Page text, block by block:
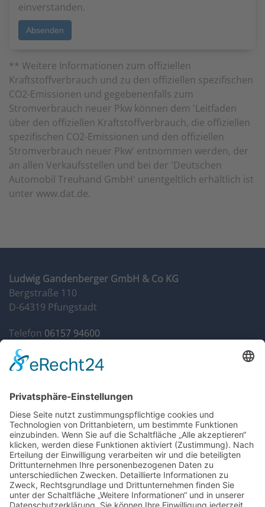
einverstanden.
** Weitere Informationen zum offiziellen
Kraftstoffverbrauch und zu den offiziellen spezifischen
CO2-Emissionen und gegebenenfalls zum
Stromverbrauch neuer Pkw können dem 'Leitfaden
über den offiziellen Kraftstoffverbrauch, die offiziellen
spezifischen CO2-Emissionen und den offiziellen
Stromverbrauch neuer Pkw' entnommen werden, der
an allen Verkaufsstellen und bei der 'Deutschen
Automobil Treuhand GmbH' unentgeltlich erhältlich ist
unter www.dat.de.
Ludwig Gandenberger GmbH & Co KG
Bergstraße 110
D-64319 Pfungstadt
Telefon 06157 94600
Fax 06157 946014
info@autohaus-gandenberger.de
Geschäftszeiten
Mo. bis Do. 7:30 bis 18:00
Fr. 7:30 bis 17:00
Sa. 9:00 bis 12:00